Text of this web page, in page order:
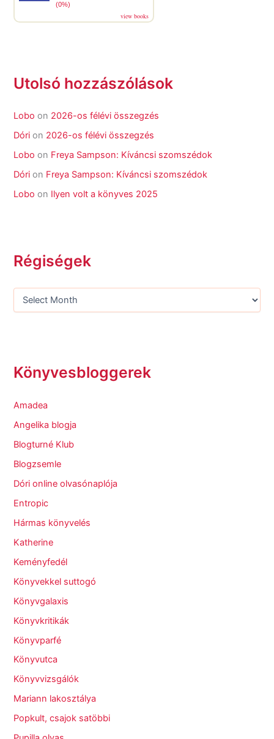
(0%)
view books
Utolsó hozzászólások
Lobo on 2026-os félévi összegzés
Dóri on 2026-os félévi összegzés
Lobo on Freya Sampson: Kíváncsi szomszédok
Dóri on Freya Sampson: Kíváncsi szomszédok
Lobo on Ilyen volt a könyves 2025
Régiségek
Könyvesbloggerek
Amadea
Angelika blogja
Blogturné Klub
Blogzsemle
Dóri online olvasónaplója
Entropic
Hármas könyvelés
Katherine
Keményfedél
Könyvekkel suttogó
Könyvgalaxis
Könyvkritikák
Könyvparfé
Könyvutca
Könyvvizsgálók
Mariann lakosztálya
Popkult, csajok satöbbi